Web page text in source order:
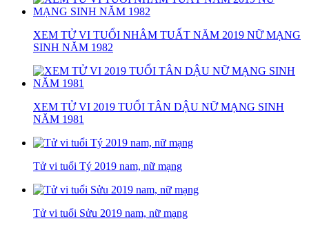
XEM TỬ VI TUỔI NHÂM TUẤT NĂM 2019 NỮ MẠNG
SINH NĂM 1982
XEM TỬ VI 2019 TUỔI TÂN DẬU NỮ MẠNG SINH
NĂM 1981
Tử vi tuổi Tý 2019 nam, nữ mạng
Tử vi tuổi Sửu 2019 nam, nữ mạng